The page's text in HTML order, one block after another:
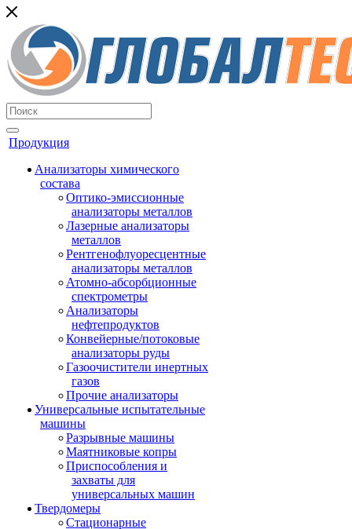
Продукция
Анализаторы химического
состава
Оптико-эмиссионные
анализаторы металлов
Лазерные анализаторы
металлов
Рентгенофлуоресцентные
анализаторы металлов
Атомно-абсорбционные
спектрометры
Анализаторы
нефтепродуктов
Конвейерные/потоковые
анализаторы руды
Газоочистители инертных
газов
Прочие анализаторы
Универсальные испытательные
машины
Разрывные машины
Маятниковые копры
Приспособления и
захваты для
универсальных машин
Твердомеры
Стационарные